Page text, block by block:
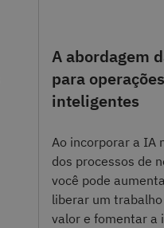
A abordagem
para
inteligentes
Ao incorporar a IA
dos processos de
você pode
liberar um
valor e fomentar a